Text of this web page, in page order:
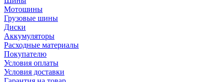
Мотошины
Грузовые шины
Диски
Аккумуляторы
Расходные материалы
Покупателю
Условия оплаты
Условия доставки